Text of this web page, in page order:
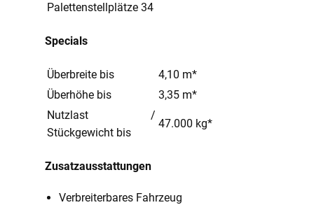
Palettenstellplätze 34
Specials
Überbreite bis
4,10 m*
Überhöhe bis
3,35 m*
Nutzlast /
Stückgewicht bis
47.000 kg*
Zusatzausstattungen
Verbreiterbares Fahrzeug